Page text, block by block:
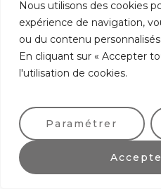
Nous utilisons des cookies
expérience de navigation,
ou du contenu
En cliquant sur « Accepter
l'utilisation de cookies.
Paramétrer